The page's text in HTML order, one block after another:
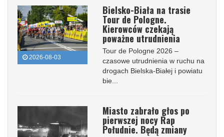
2026-08-03
Bielsko-Biała na trasie
Tour de Pologne.
Kierowców czekają
poważne utrudnienia
Tour de Pologne 2026 –
czasowe utrudnienia w ruchu na
drogach Bielska-Białej i powiatu
bie...
Miasto zabrało głos po
pierwszej nocy Rap
Południe. Będą zmiany